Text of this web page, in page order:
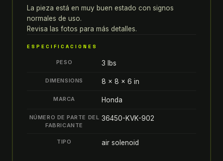
de
válvula
de
36450-
quantity
La pieza está en muy buen estado con signos
normales de uso.
Revisa las fotos para más detalles.
ESPECIFICACIONES
PESO 3 lbs
DIMENSIONS 8 × 8 × 6 in
MARCA Honda
NÚMERO DE PARTE DEL
FABRICANTE
36450-KVK-902
TIPO air solenoid